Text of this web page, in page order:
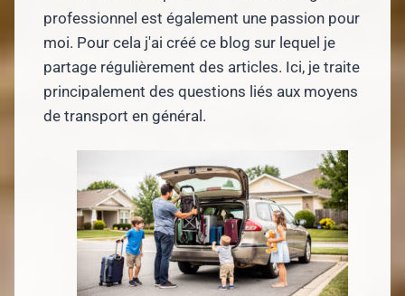
professionnel est également une passion pour
moi. Pour cela j'ai créé ce blog sur lequel je
partage régulièrement des articles. Ici, je traite
principalement des questions liés aux moyens
de transport en général.